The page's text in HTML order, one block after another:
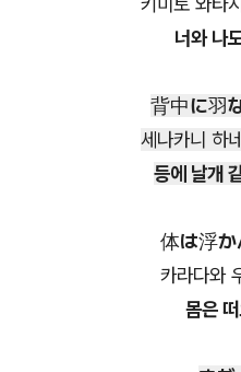
너와 나
背中に羽
세나카니 하
등에 날개
体は浮か
카라다와
몸은